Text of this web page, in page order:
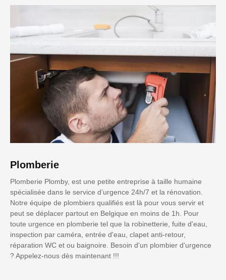
Plomberie
Plomberie Plomby, est une petite entreprise à taille humaine
spécialisée dans le service d’urgence 24h/7 et la rénovation.
Notre équipe de plombiers qualifiés est là pour vous servir et
peut se déplacer partout en Belgique en moins de 1h. Pour
toute urgence en plomberie tel que la robinetterie, fuite d'eau,
inspection par caméra, entrée d'eau, clapet anti-retour,
réparation WC et ou baignoire. Besoin d'un plombier d'urgence
? Appelez-nous dès maintenant !!!